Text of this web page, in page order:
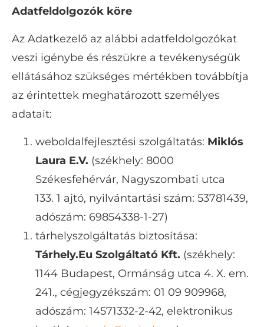
Adatfeldolgozók köre
Az Adatkezelő az alábbi adatfeldolgozókat
veszi igénybe és részükre a tevékenységük
ellátásához szükséges mértékben továbbítja
az érintettek meghatározott személyes
adatait:
weboldalfejlesztési szolgáltatás: Miklós
Laura E.V. (székhely: 8000
Székesfehérvár, Nagyszombati utca
133. 1 ajtó, nyilvántartási szám: 53781439,
adószám: 69854338-1-27)
tárhelyszolgáltatás biztosítása:
Tárhely.Eu Szolgáltató Kft. (székhely:
1144 Budapest, Ormánság utca 4. X. em.
241., cégjegyzékszám: 01 09 909968,
adószám: 14571332-2-42, elektronikus